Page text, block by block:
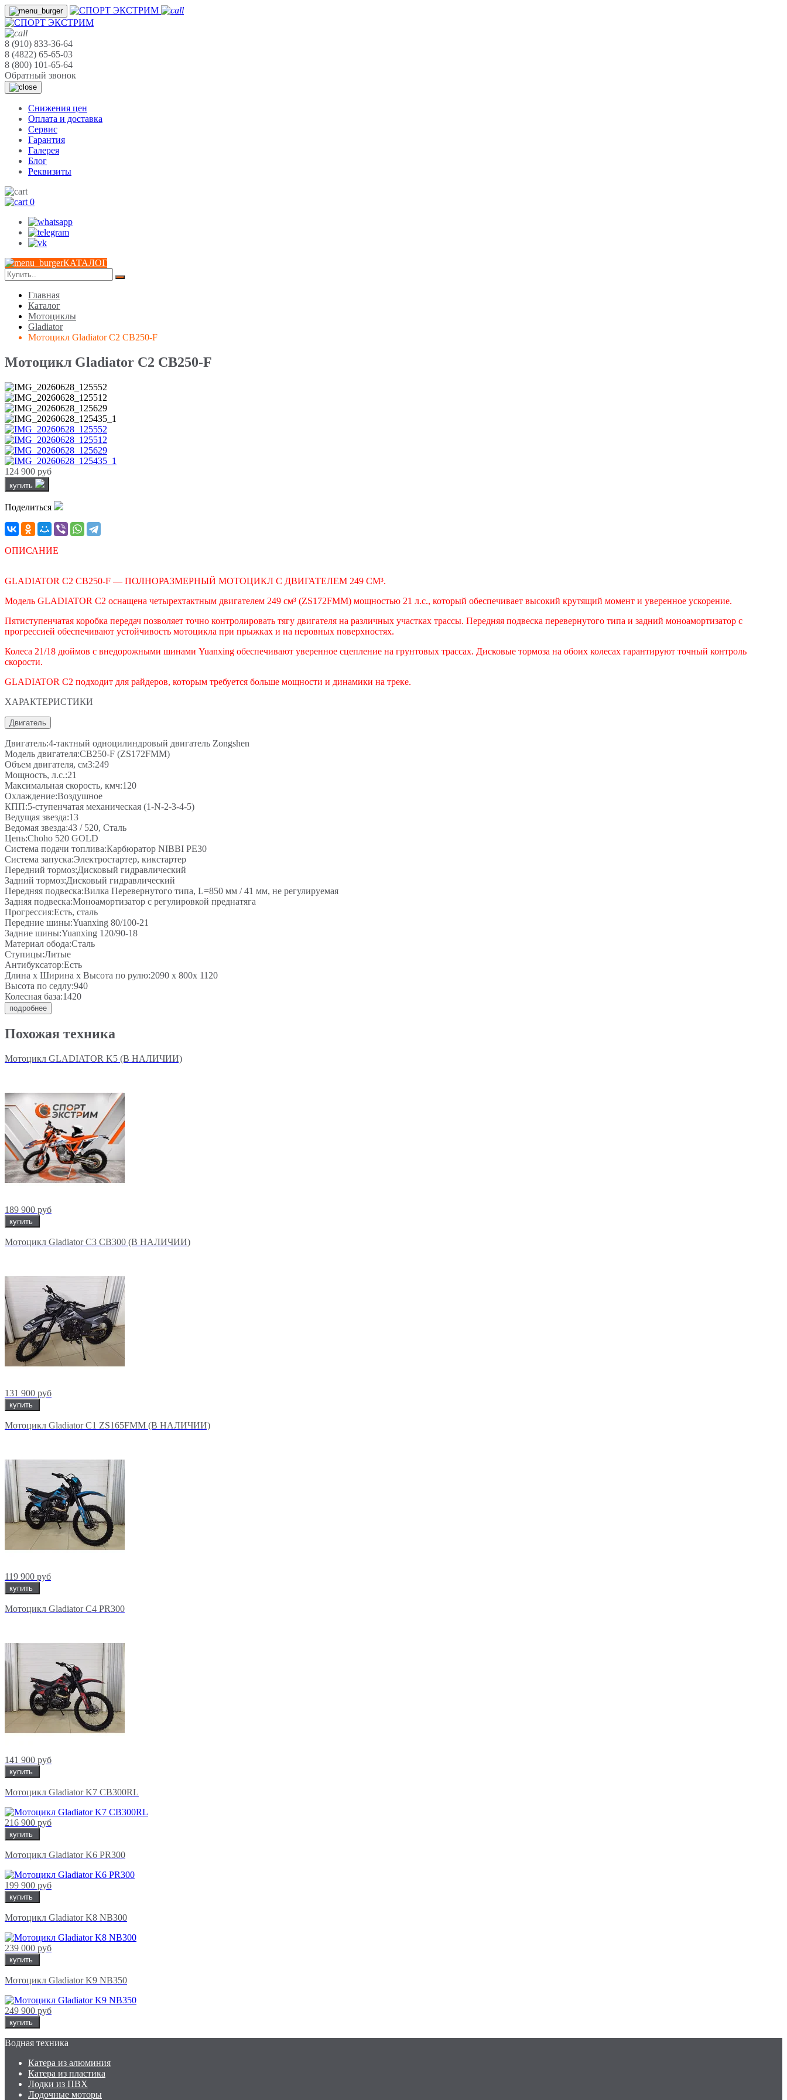
8 (910) 833-36-64
8 (4822) 65-65-03
8 (800) 101-65-64
Обратный звонок
Cнижения цен
Оплата и доставка
Сервис
Гарантия
Галерея
Блог
Реквизиты
0
КАТАЛОГ
Главная
Каталог
Мотоциклы
Gladiator
Мотоцикл Gladiator C2 CB250-F
Мотоцикл Gladiator C2 CB250-F
124 900 руб
купить
Поделиться
ОПИСАНИЕ
GLADIATOR C2 CB250-F — ПОЛНОРАЗМЕРНЫЙ МОТОЦИКЛ С ДВИГАТЕЛЕМ 249 СМ³.
Модель GLADIATOR C2 оснащена четырехтактным двигателем 249 см³ (ZS172FMM) мощностью 21 л.с., который обеспечивает высокий крутящий момент и уверенное ускорение.
Пятиступенчатая коробка передач позволяет точно контролировать тягу двигателя на различных участках трассы. Передняя подвеска перевернутого типа и задний моноамортизатор с
прогрессией обеспечивают устойчивость мотоцикла при прыжках и на неровных поверхностях.
Колеса 21/18 дюймов с внедорожными шинами Yuanxing обеспечивают уверенное сцепление на грунтовых трассах. Дисковые тормоза на обоих колесах гарантируют точный контроль
скорости.
GLADIATOR C2 подходит для райдеров, которым требуется больше мощности и динамики на треке.
ХАРАКТЕРИСТИКИ
Двигатель
Двигатель:4-тактный одноцилиндровый двигатель Zongshen
Модель двигателя:CB250-F (ZS172FMM)
Объем двигателя, см3:249
Мощность, л.с.:21
Максимальная скорость, кмч:120
Охлаждение:Воздушное
КПП:5-ступенчатая механическая (1-N-2-3-4-5)
Ведущая звезда:13
Ведомая звезда:43 / 520, Сталь
Цепь:Choho 520 GOLD
Система подачи топлива:Карбюратор NIBBI PE30
Система запуска:Электростартер, кикстартер
Передний тормоз:Дисковый гидравлический
Задний тормоз:Дисковый гидравлический
Передняя подвеска:Вилка Перевернутого типа, L=850 мм / 41 мм, не регулируемая
Задняя подвеска:Моноамортизатор с регулировкой преднатяга
Прогрессия:Есть, сталь
Передние шины:Yuanxing 80/100-21
Задние шины:Yuanxing 120/90-18
Материал обода:Сталь
Ступицы:Литые
Антибуксатор:Есть
Длина х Ширина х Высота по рулю:2090 x 800x 1120
Высота по седлу:940
Колесная база:1420
подробнее
Похожая техника
Мотоцикл GLADIATOR K5 (В НАЛИЧИИ)
189 900 руб
купить
Мотоцикл Gladiator C3 CB300 (В НАЛИЧИИ)
131 900 руб
купить
Мотоцикл Gladiator C1 ZS165FMM (В НАЛИЧИИ)
119 900 руб
купить
Мотоцикл Gladiator C4 PR300
141 900 руб
купить
Мотоцикл Gladiator K7 CB300RL
216 900 руб
купить
Мотоцикл Gladiator K6 PR300
199 900 руб
купить
Мотоцикл Gladiator K8 NB300
239 000 руб
купить
Мотоцикл Gladiator K9 NB350
249 900 руб
купить
Водная техника
Катера из алюминия
Катера из пластика
Лодки из ПВХ
Лодочные моторы